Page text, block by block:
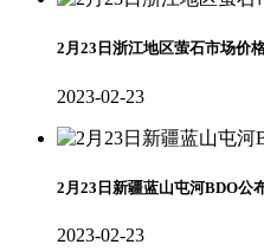
2月23日浙江地区萤石市场价
2023-02-23
2月23日新疆蓝山屯河BDO公
2023-02-23